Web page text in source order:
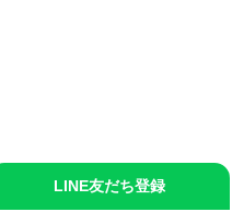
LINE友だち登録